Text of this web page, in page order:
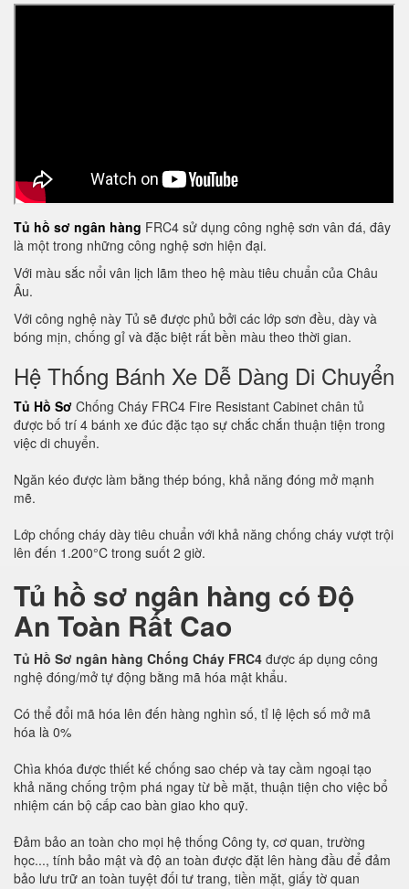
Tủ hồ sơ ngân hàng FRC4 sử dụng công nghệ sơn vân đá, đây
là một trong những công nghệ sơn hiện đại.
Với màu sắc nổi vân lịch lãm theo hệ màu tiêu chuẩn của Châu
Âu.
Với công nghệ này Tủ sẽ được phủ bởi các lớp sơn đều, dày và
bóng mịn, chống gỉ và đặc biệt rất bền màu theo thời gian.
Hệ Thống Bánh Xe Dễ Dàng Di Chuyển
Tủ Hồ Sơ Chống Cháy FRC4 Fire Resistant Cabinet chân tủ
được bố trí 4 bánh xe đúc đặc tạo sự chắc chắn thuận tiện trong
việc di chuyển.
Ngăn kéo được làm bằng thép bóng, khả năng đóng mở mạnh
mẽ.
Lớp chống cháy dày tiêu chuẩn với khả năng chống cháy vượt trội
lên đến 1.200°C trong suốt 2 giờ.
Tủ hồ sơ ngân hàng có Độ
An Toàn Rất Cao
Tủ Hồ Sơ ngân hàng Chống Cháy FRC4 được áp dụng công
nghệ đóng/mở tự động bằng mã hóa mật khẩu.
Có thể đổi mã hóa lên đến hàng nghìn số, tỉ lệ lệch số mở mã
hóa là 0%
Chìa khóa được thiết kế chống sao chép và tay cầm ngoại tạo
khả năng chống trộm phá ngay từ bề mặt, thuận tiện cho việc bổ
nhiệm cán bộ cấp cao bàn giao kho quỹ.
Đảm bảo an toàn cho mọi hệ thống Công ty, cơ quan, trường
học..., tính bảo mật và độ an toàn được đặt lên hàng đầu để đảm
bảo lưu trữ an toàn tuyệt đối tư trang, tiền mặt, giấy tờ quan